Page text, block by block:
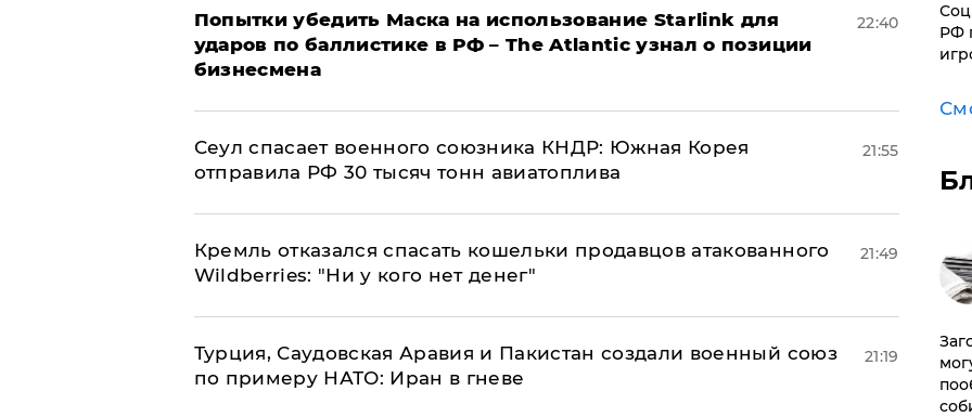
Попытки убедить Маска на использование Starlink для
ударов по баллистике в РФ – The Atlantic узнал о позиции
бизнесмена
22:40
​Сеул спасает военного союзника КНДР: Южная Корея
отправила РФ 30 тысяч тонн авиатоплива
21:55
Кремль отказался спасать кошельки продавцов атакованного
Wildberries: "Ни у кого нет денег"
21:49
Турция, Саудовская Аравия и Пакистан создали военный союз
по примеру НАТО: Иран в гневе
21:19
РФ